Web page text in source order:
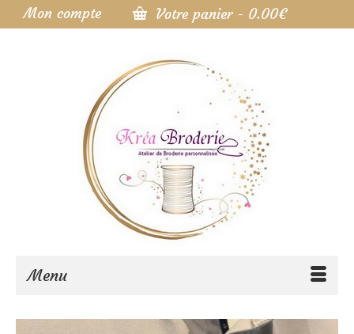
Mon compte Votre panier - 0.00€
Menu